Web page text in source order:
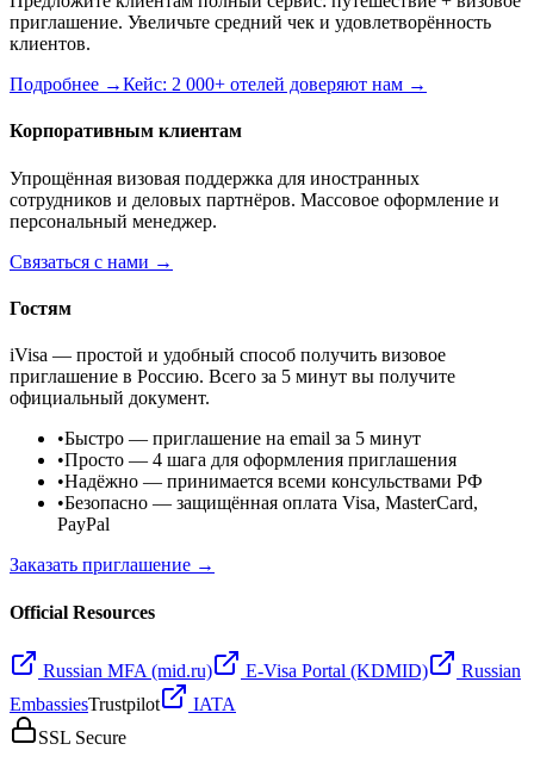
приглашение. Увеличьте средний чек и удовлетворённость
клиентов.
Подробнее →Кейс: 2 000+ отелей доверяют нам →
Корпоративным клиентам
Упрощённая визовая поддержка для иностранных
сотрудников и деловых партнёров. Массовое оформление и
персональный менеджер.
Связаться с нами →
Гостям
iVisa — простой и удобный способ получить визовое
приглашение в Россию. Всего за 5 минут вы получите
официальный документ.
•Быстро — приглашение на email за 5 минут
•Просто — 4 шага для оформления приглашения
•Надёжно — принимается всеми консульствами РФ
•Безопасно — защищённая оплата Visa, MasterCard,
PayPal
Заказать приглашение →
Official Resources
Russian MFA (mid.ru) E-Visa Portal (KDMID)
Russian
EmbassiesTrustpilot
IATA
SSL Secure